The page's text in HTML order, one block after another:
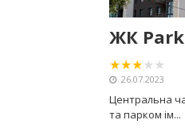
ЖК Park
26.07.2023
Центральна
та парком ім...